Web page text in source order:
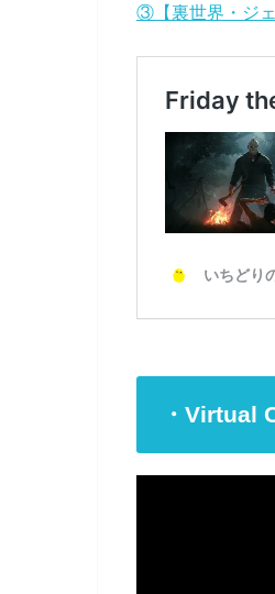
③【裏世界・ジ
・Virtual